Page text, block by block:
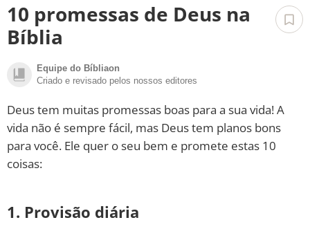
NOVO TESTAMENTO
VERSÍCULOS
PALAVRA DO DIA
SALMO DO DIA
10 promessas de Deus na
Bíblia
Equipe do Bíbliaon
Criado e revisado pelos nossos editores
Deus tem muitas promessas boas para a sua vida! A
vida não é sempre fácil, mas Deus tem planos bons
para você. Ele quer o seu bem e promete estas 10
coisas:
1. Provisão diária